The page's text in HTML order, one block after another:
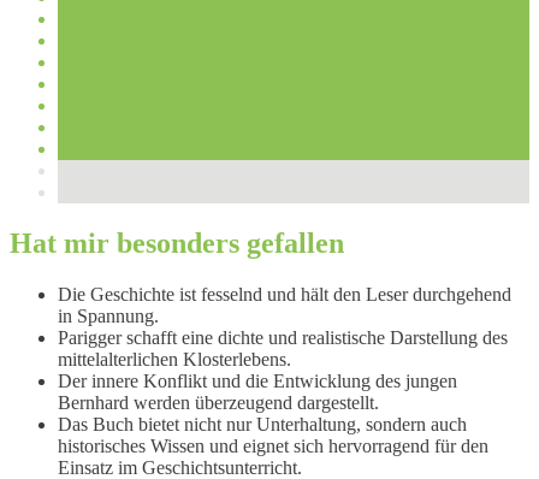
Hat mir besonders gefallen
Die Geschichte ist fesselnd und hält den Leser durchgehend
in Spannung.
Parigger schafft eine dichte und realistische Darstellung des
mittelalterlichen Klosterlebens.
Der innere Konflikt und die Entwicklung des jungen
Bernhard werden überzeugend dargestellt.
Das Buch bietet nicht nur Unterhaltung, sondern auch
historisches Wissen und eignet sich hervorragend für den
Einsatz im Geschichtsunterricht.